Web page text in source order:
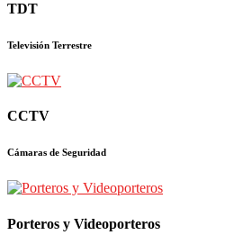
TDT
Televisión Terrestre
CCTV
Cámaras de Seguridad
Porteros y Videoporteros